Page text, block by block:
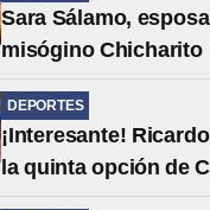
Sara Sálamo,
misógino Chicharito
DEPORTES
¡Interesante!
la quinta opción de